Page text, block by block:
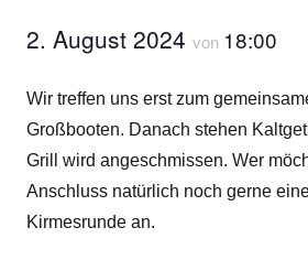
2. August 2024 von 18:00
Wir treffen uns erst zum
Großbooten. Danach stehen
Grill wird angeschmissen. Wer
Anschluss natürlich noch gerne
Kirmesrunde an.